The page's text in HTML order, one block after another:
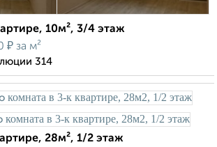
10м², 3/4 этаж
₽ за м²
314
28м², 1/2 этаж